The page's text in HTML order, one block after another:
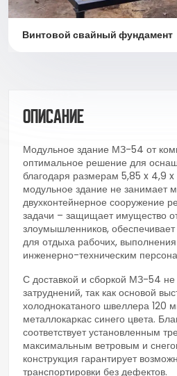
Винтовой свайный фундамент
Описание
Модульное здание МЗ-54 от
оптимальное решение для
благодаря размерам 5,85 x 4,9
модульное здание не занимает
двухконтейнерное сооружение
задачи – защищает имущество
злоумышленников,
для отдыха рабочих,
инженерно-техническим
С доставкой и сборкой МЗ-54 не
затруднений, так как основой
холоднокатаного швеллера 120
металлокаркас синего цвета.
соответствует установленным
максимальным ветровым и
конструкция гарантирует
транспортировки без дефектов.